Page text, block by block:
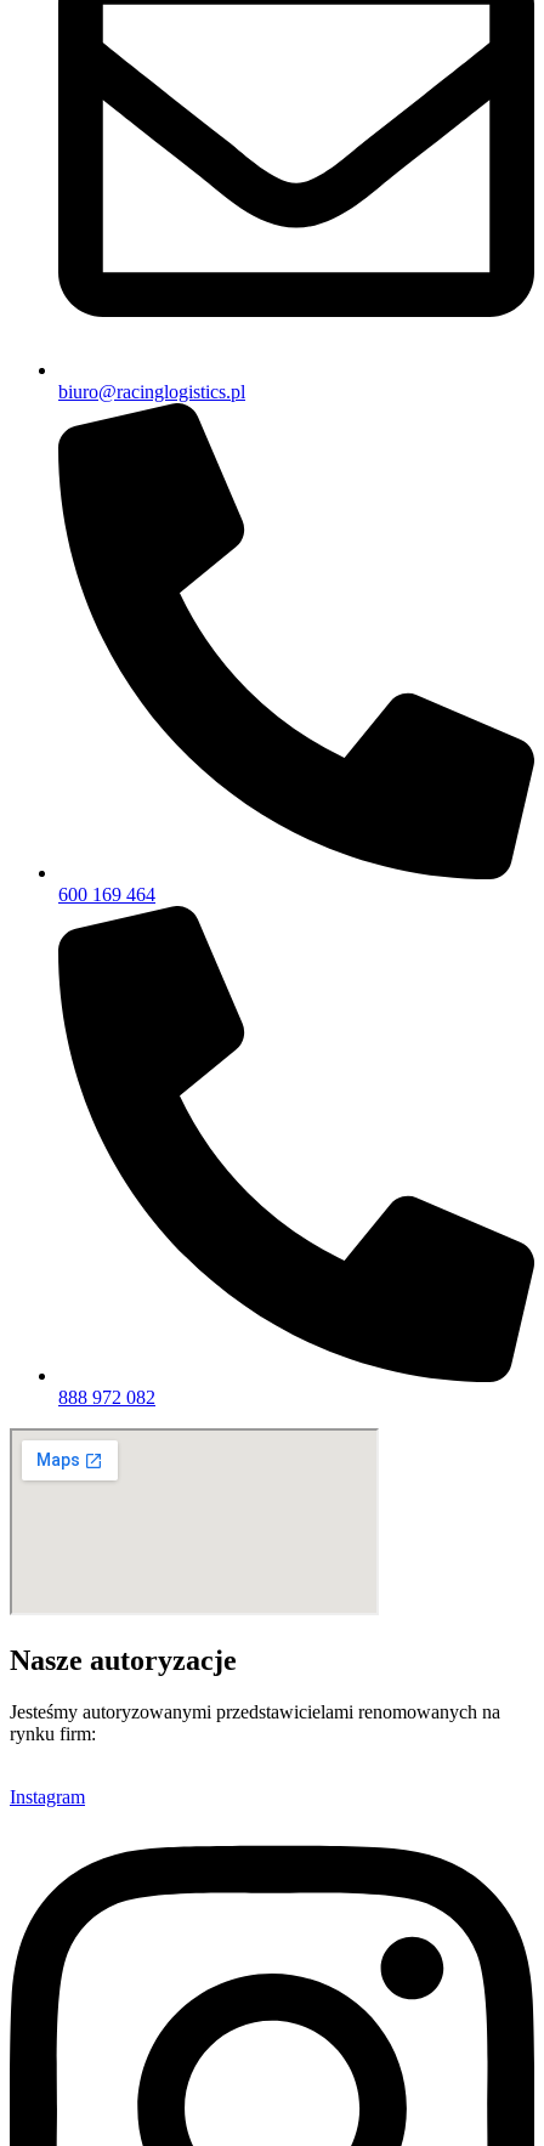
biuro@racinglogistics.pl
600 169 464
888 972 082
Nasze autoryzacje
Jesteśmy autoryzowanymi przedstawicielami renomowanych na
rynku firm:
Instagram